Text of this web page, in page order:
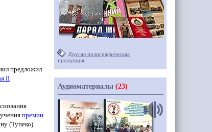
предложил
II
премии
(Тупеко)
Другая полиграфическая
продукция
Аудиоматериалы (23)